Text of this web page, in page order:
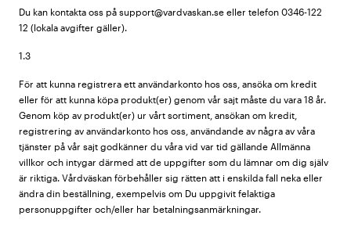
Du kan kontakta oss på support@vardvaskan.se eller telefon 0346-122
12 (lokala avgifter gäller).
1.3
För att kunna registrera ett användarkonto hos oss, ansöka om kredit
eller för att kunna köpa produkt(er) genom vår sajt måste du vara 18 år.
Genom köp av produkt(er) ur vårt sortiment, ansökan om kredit,
registrering av användarkonto hos oss, användande av några av våra
tjänster på vår sajt godkänner du våra vid var tid gällande Allmänna
villkor och intygar därmed att de uppgifter som du lämnar om dig själv
är riktiga. Vårdväskan förbehåller sig rätten att i enskilda fall neka eller
ändra din beställning, exempelvis om Du uppgivit felaktiga
personuppgifter och/eller har betalningsanmärkningar.